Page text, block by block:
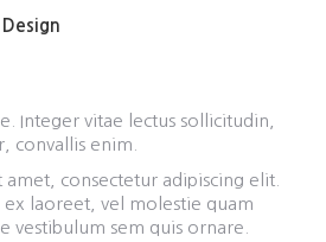
Integer vitae lectus sollicitudin,
convallis enim.
amet, consectetur adipiscing elit.
ex laoreet, vel molestie quam
vestibulum sem quis ornare.